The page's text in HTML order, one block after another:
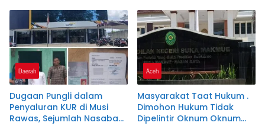
Pelanggaran.SK DI
PERTANYAKAN
Daerah
Dugaan Pungli dalam
Penyaluran KUR di Musi
Rawas, Sejumlah Nasabah
Aceh
Masyarakat Taat Hukum .
Dimohon Hukum Tidak
Dipelintir Oknum Oknum